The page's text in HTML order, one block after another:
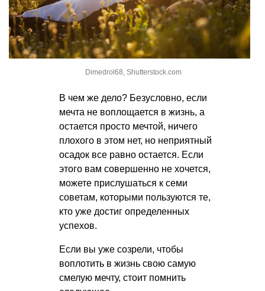
Dimedrol68, Shutterstock.com
В чем же дело? Безусловно, если
мечта не воплощается в жизнь, а
остается просто мечтой, ничего
плохого в этом нет, но неприятный
осадок все равно остается. Если
этого вам совершенно не хочется,
можете прислушаться к семи
советам, которыми пользуются те,
кто уже достиг определенных
успехов.
Если вы уже созрели, чтобы
воплотить в жизнь свою самую
смелую мечту, стоит помнить